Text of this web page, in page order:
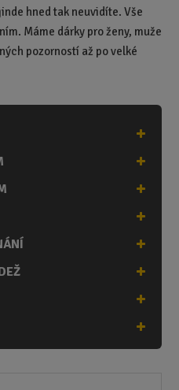
hned tak neuvidíte. Vše
Máme dárky pro ženy, muže
pozorností až po velké